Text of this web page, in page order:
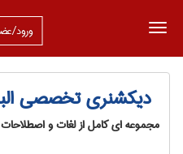
ورود/
دیکشنری تخصصی
مجموعه ای کامل از لغات و